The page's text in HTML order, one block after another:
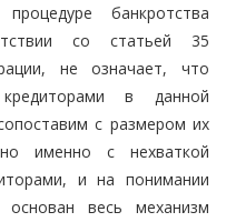
банкротства
со статьей 35
не означает, что
в данной
с размером их
именно с нехваткой
и на понимании
основан весь механизм